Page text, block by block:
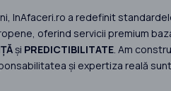
InAfaceri.ro a redefinit
oferind servicii premium
și PREDICTIBILITATE. Am
și expertiza reală sunt